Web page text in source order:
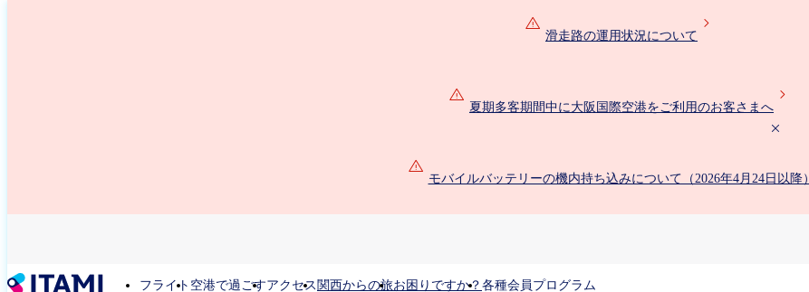
滑走路の運用状況について
夏期多客期間中に大阪国際空港をご利用のお客さまへ
モバイルバッテリーの機内持ち込みについて（2026年4月24日以降）
フライト 空港で過ごすアクセス 関西からの旅お困りですか？ 各種会員プログラム